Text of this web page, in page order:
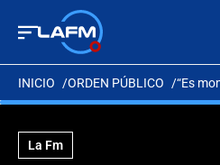
INICIO ORDEN PÚBLICO “Es
La Fm